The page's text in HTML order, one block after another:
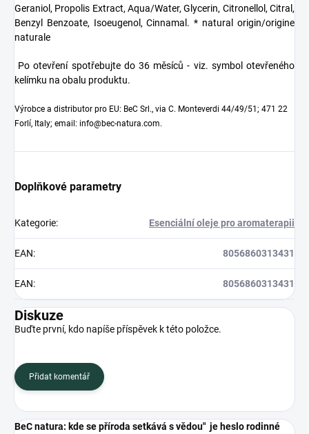
Geraniol, Propolis Extract, Aqua/Water, Glycerin, Citronellol, Citral,
Benzyl Benzoate, Isoeugenol, Cinnamal. * natural origin/origine
naturale
Po otevření spotřebujte do 36 měsíců - viz. symbol otevřeného
kelímku na obalu produktu.
Výrobce a distributor pro EU: BeC Srl., via C. Monteverdi 44/49/51; 471 22
Forlí, Italy; email: info@bec-natura.com.
Doplňkové parametry
Kategorie: Esenciální oleje pro aromaterapii
EAN: 8056860313431
EAN: 8056860313431
Diskuze
Buďte první, kdo napíše příspěvek k této položce.
Přidat komentář
BeC natura: kde se příroda setkává s vědou" je heslo rodinné